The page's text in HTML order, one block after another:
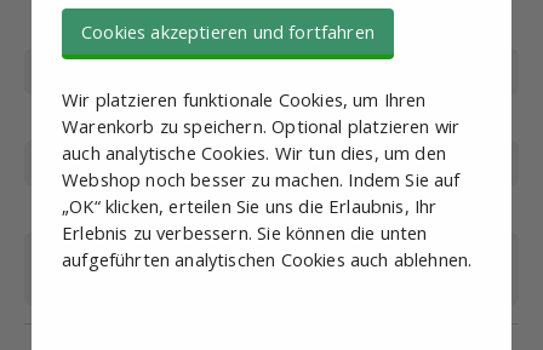
Artikel
PN20465
Kolben Ø (mm)
16
Hub (mm)
5
Gewinde
Male G1/8
Betriebstemperatur
-20 +70
Cookies akzeptieren und fortfahren
Wir platzieren funktionale Cookies, um Ihren
Warenkorb zu speichern. Optional platzieren wir
auch analytische Cookies. Wir tun dies, um den
Webshop noch besser zu machen. Indem Sie auf
„OK“ klicken, erteilen Sie uns die Erlaubnis, Ihr
Erlebnis zu verbessern. Sie können die unten
aufgeführten analytischen Cookies auch ablehnen.